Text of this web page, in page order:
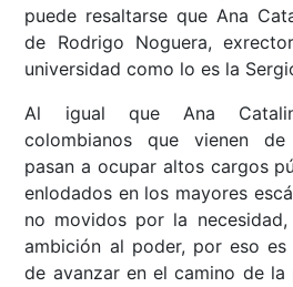
puede resaltarse que Ana
de Rodrigo Noguera,
universidad como lo es la
Al igual que Ana
colombianos que vienen de
pasan a ocupar altos cargos
enlodados en los mayores
no movidos por la
ambición al poder, por eso
de avanzar en el camino de